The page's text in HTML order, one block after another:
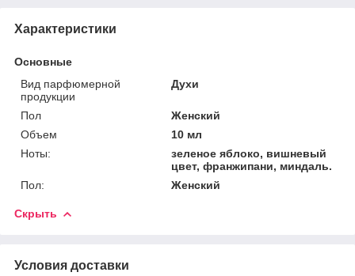
Характеристики
Основные
Вид парфюмерной
продукции
Духи
Пол
Женский
Объем
10 мл
Ноты:
зеленое яблоко, вишневый
цвет, франжипани, миндаль.
Пол:
Женский
Скрыть
Условия доставки